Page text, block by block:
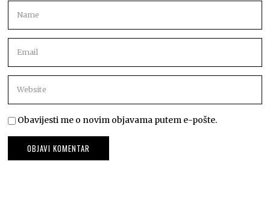
Obavijesti me o novim objavama putem e-pošte.